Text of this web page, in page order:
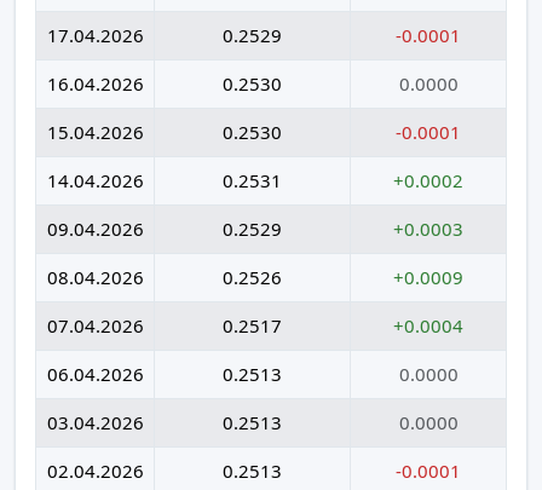
17.04.2026
0.2529
-0.0001
16.04.2026
0.2530
0.0000
15.04.2026
0.2530
-0.0001
14.04.2026
0.2531
+0.0002
09.04.2026
0.2529
+0.0003
08.04.2026
0.2526
+0.0009
07.04.2026
0.2517
+0.0004
06.04.2026
0.2513
0.0000
03.04.2026
0.2513
0.0000
02.04.2026
0.2513 -0.0001